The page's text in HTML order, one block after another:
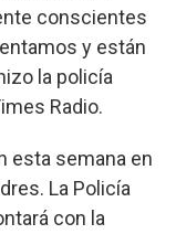
conscientes
y están
la policía
Radio.
esta semana en
La Policía
con la